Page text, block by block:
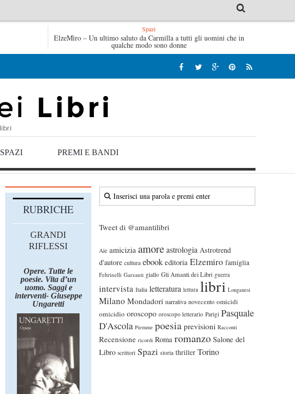
Le anime salve di Fabrizio De André – Jan Gaggetta Tutte le mattine di
Spazi
ElzeMìro – Un ultimo saluto da Carmilla a tutti gli uomini che in
qualche modo sono donne
SPAZI PREMI E BANDI
Tweet di @amantilibri
Aie amicizia amoreastrologia Astrotrend
d'autore cultura ebook editoria Elzemiro famiglia
Feltrinelli Garzanti giallo Gli Amanti dei Libri guerra
intervista Italia letteratura lettura libri Longanesi
Milano Mondadori narrativa novecento omicidi
omicidio oroscopo oroscopo letterario Parigi Pasquale
D'Ascola Piemme poesia previsioni Racconti
Recensione ricordi Roma romanzo Salone del
Libro scrittori Spazi storia thriller Torino
RUBRICHE
GRANDI
RIFLESSI
Opere. Tutte le
poesie. Vita d’un
uomo. Saggi e
interventi- Giuseppe
Ungaretti